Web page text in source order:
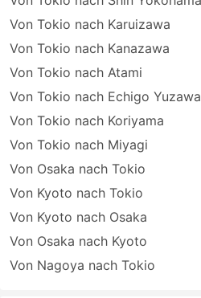
Von Tokio nach Karuizawa
Von Tokio nach Kanazawa
Von Tokio nach Atami
Von Tokio nach Echigo Yuzawa
Von Tokio nach Koriyama
Von Tokio nach Miyagi
Von Osaka nach Tokio
Von Kyoto nach Tokio
Von Kyoto nach Osaka
Von Osaka nach Kyoto
Von Nagoya nach Tokio